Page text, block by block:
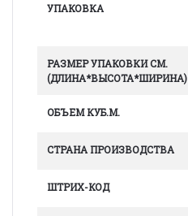
УПАКОВКА
РАЗМЕР УПАКОВКИ СМ.
(ДЛИНА*ВЫСОТА*ШИРИНА)
ОБЪЕМ КУБ.М.
СТРАНА ПРОИЗВОДСТВА
ШТРИХ-КОД